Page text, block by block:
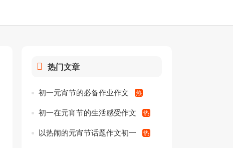
热门文章
初一元宵节的必备作业作文
初一在元宵节的生活感受作文
以热闹的元宵节话题作文初一